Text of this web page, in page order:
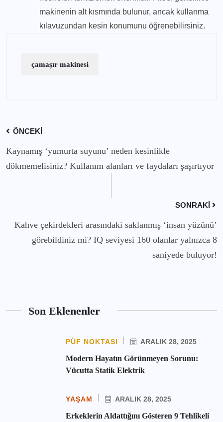
makinenin alt kısmında bulunur, ancak kullanma
kılavuzundan kesin konumunu öğrenebilirsiniz.
çamaşır makinesi
ÖNCEKI
Kaynamış ‘yumurta suyunu’ neden kesinlikle
dökmemelisiniz? Kullanım alanları ve faydaları şaşırtıyor
SONRAKI
Kahve çekirdekleri arasındaki saklanmış ‘insan yüzünü’
görebildiniz mi? IQ seviyesi 160 olanlar yalnızca 8
saniyede buluyor!
Son Eklenenler
PÜF NOKTASI ARALIK 28, 2025
Modern Hayatın Görünmeyen Sorunu:
Vücutta Statik Elektrik
YAŞAM ARALIK 28, 2025
Erkeklerin Aldattığını Gösteren 9 Tehlikeli